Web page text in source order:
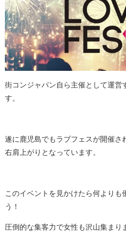
街コンジャパン自ら主催として運営
す。
遂に鹿児島でもラブフェスが開催さ
右肩上がりとなっています。
このイベントを見かけたら何よりも
う！
圧倒的な集客力で女性も沢山集まり